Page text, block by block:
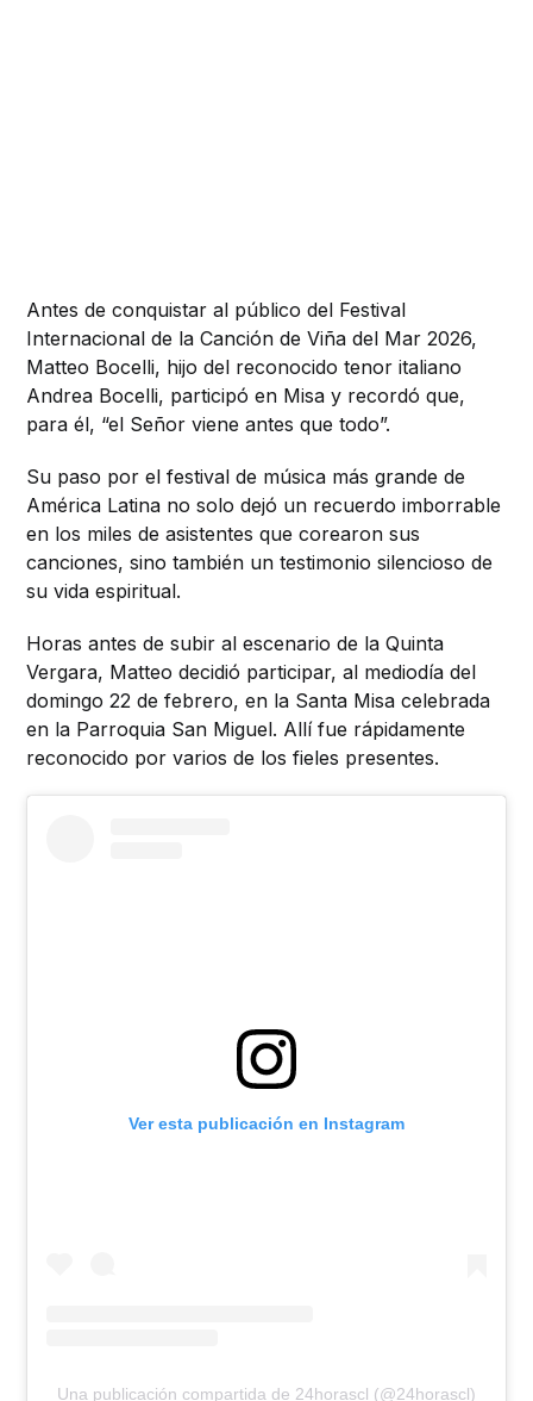
Antes de conquistar al público del Festival
Internacional de la Canción de Viña del Mar 2026,
Matteo Bocelli, hijo del reconocido tenor italiano
Andrea Bocelli, participó en Misa y recordó que,
para él, “el Señor viene antes que todo”.
Su paso por el festival de música más grande de
América Latina no solo dejó un recuerdo imborrable
en los miles de asistentes que corearon sus
canciones, sino también un testimonio silencioso de
su vida espiritual.
Horas antes de subir al escenario de la Quinta
Vergara, Matteo decidió participar, al mediodía del
domingo 22 de febrero, en la Santa Misa celebrada
en la Parroquia San Miguel. Allí fue rápidamente
reconocido por varios de los fieles presentes.
Ver esta publicación en Instagram
Una publicación compartida de 24horascl (@24horascl)